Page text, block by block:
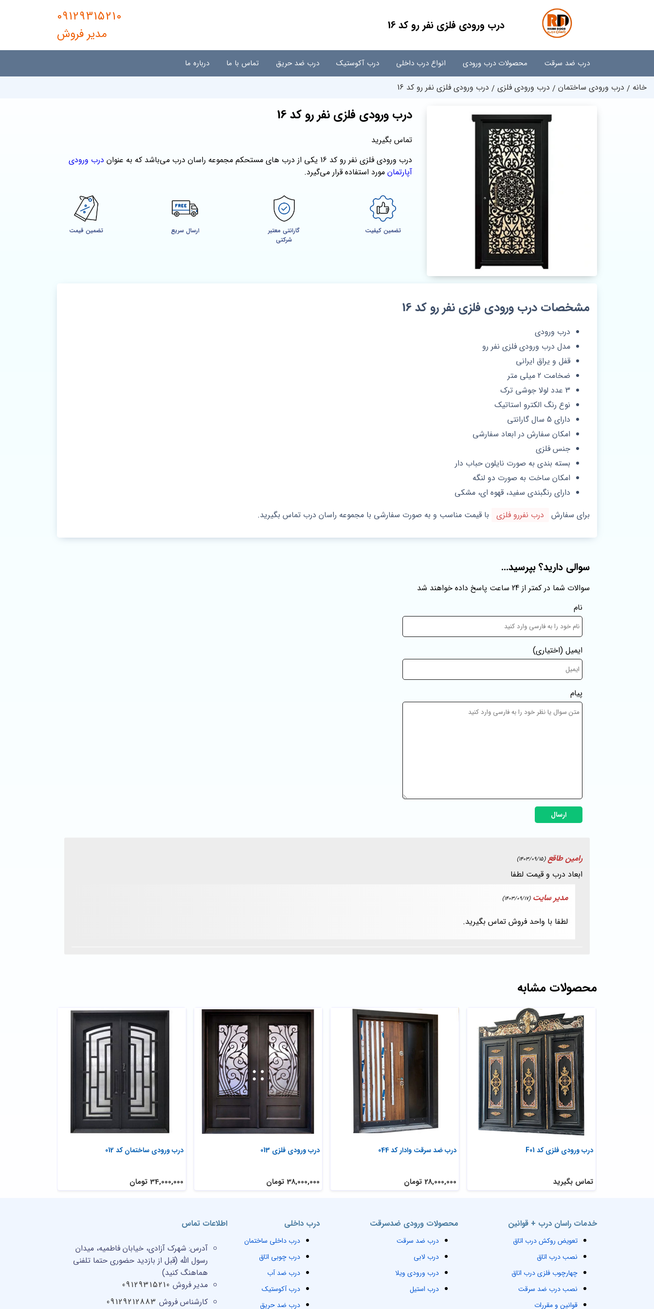
درب ورودی فلزی نفر رو کد 16
09129315210
مدیر فروش
درب ضد سرقت محصولات درب ورودی انواع درب داخلی درب آکوستیک درب ضد حریق تماس با ما درباره ما
خانه درب ورودی ساختمان درب ورودی فلزی درب ورودی فلزی نفر رو کد 16
درب ورودی فلزی نفر رو کد 16
تماس بگیرید
درب ورودی فلزی نفر رو کد 16 یکی از درب های مستحکم مجموعه راسان درب می‌باشد که به عنوان
درب ورودی
آپارتمان مورد استفاده قرار می‌گیرد.
تضمین کیفیت
گارانتی معتبر
شرکتی
ارسال سریع تضمین قیمت
مشخصات درب ورودی فلزی نفر رو کد 16
درب ورودی
مدل درب ورودی فلزی نفر رو
قفل و یراق ایرانی
ضخامت 2 میلی متر
3 عدد لولا جوشی ترک
نوع رنگ الکترو استاتیک
دارای 5 سال گارانتی
امکان سفارش در ابعاد سفارشی
جنس فلزی
بسته بندی به صورت نایلون حباب دار
امکان ساخت به صورت دو لنگه
دارای رنگبندی سفید، قهوه ای، مشکی
برای سفارش
درب نفررو فلزی با قیمت مناسب و به صورت سفارشی با مجموعه راسان درب تماس بگیرید.
سوالی دارید؟ بپرسید...
سوالات شما در کمتر از 24 ساعت پاسخ داده خواهند شد
نام
ایمیل (اختیاری)
پیام
ارسال
رامین طاقع (1403/09/15)
ابعاد درب و قیمت لطفا
مدیر سایت (1403/09/17)
لطفا با واحد فروش تماس بگیرید.
محصولات مشابه
درب ورودی ساختمان کد 012
34,000,000 تومان
درب ورودی فلزی 013
38,000,000 تومان
درب ضد سرقت وادار کد 044
28,000,000 تومان
درب ورودی فلزی کد F01
تماس بگیرید
خدمات راسان درب + قوانین
تعویض روکش درب اتاق
نصب درب اتاق
چهارچوب فلزی درب اتاق
نصب درب ضد سرقت
قوانین و مقررات
محصولات ورودی ضدسرقت
درب ضد سرقت
درب لابی
درب ورودی ویلا
درب استیل
درب داخلی
درب داخلی ساختمان
درب چوبی اتاق
درب ضد آب
درب آکوستیک
درب ضد حریق
اطلاعات تماس
آدرس: شهرک آزادی، خیابان فاطمیه، میدان
رسول الله (قبل از بازدید حضوری حتما تلفنی
هماهنگ کنید)
مدیر فروش 09129315210
کارشناس فروش 09129212883